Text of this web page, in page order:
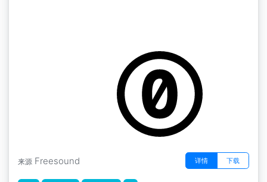
来源 Freesound 详情 下载